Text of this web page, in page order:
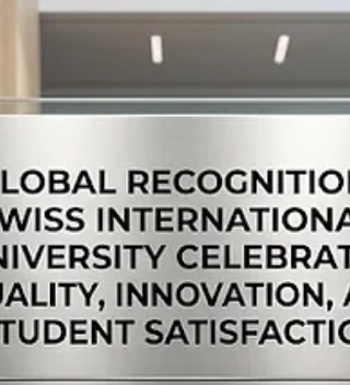
исследователей и преподавателей. В качестве
недавнего вклада в сферу
#Развитие_образования , Швейцарский
опубликовал новую академическую статью под
организации знаний». Выпущенная 23 июля
2026 года, эта статья представляет собой
значительный шаг вперед в